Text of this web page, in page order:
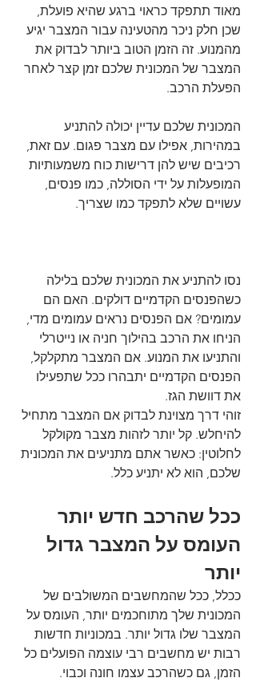
מאוד תתפקד כראוי ברגע שהיא פועלת,
שכן חלק ניכר מהטעינה עבור המצבר יגיע
מהמנוע. זה הזמן הטוב ביותר לבדוק את
המצבר של המכונית שלכם זמן קצר לאחר
הפעלת הרכב.
המכונית שלכם עדיין יכולה להתניע
במהירות, אפילו עם מצבר פגום. עם זאת,
רכיבים שיש להן דרישות כוח משמעותיות
המופעלות על ידי הסוללה, כמו פנסים,
עשויים שלא לתפקד כמו שצריך.
נסו להתניע את המכונית שלכם בלילה
כשהפנסים הקדמיים דולקים. האם הם
עמומים? אם הפנסים נראים עמומים מדי,
הניחו את הרכב בהילוך חניה או נייטרלי
והתניעו את המנוע. אם המצבר מתקלקל,
הפנסים הקדמיים יתבהרו ככל שתפעילו
את דוושת הגז.
זוהי דרך מצוינת לבדוק אם המצבר מתחיל
להיחלש. קל יותר לזהות מצבר מקולקל
לחלוטין: כאשר אתם מתניעים את המכונית
שלכם, הוא לא יתניע כלל.
ככל שהרכב חדש יותר
העומס על המצבר גדול
יותר
ככלל, ככל שהמחשבים המשולבים של
המכונית שלך מתוחכמים יותר, העומס על
המצבר שלו גדול יותר. במכוניות חדשות
רבות יש מחשבים רבי עוצמה הפועלים כל
הזמן, גם כשהרכב עצמו חונה וכבוי.